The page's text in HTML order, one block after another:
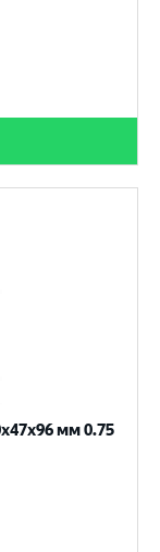
мм 0.75